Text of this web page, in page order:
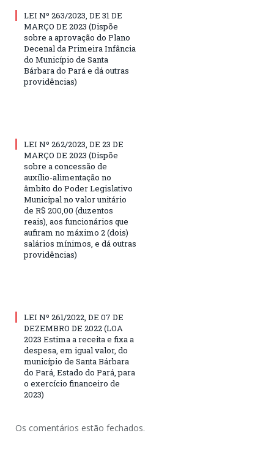
LEI Nº 263/2023, DE 31 DE
MARÇO DE 2023 (Dispõe
sobre a aprovação do Plano
Decenal da Primeira Infância
do Município de Santa
Bárbara do Pará e dá outras
providências)
LEI Nº 262/2023, DE 23 DE
MARÇO DE 2023 (Dispõe
sobre a concessão de
auxílio-alimentação no
âmbito do Poder Legislativo
Municipal no valor unitário
de R$ 200,00 (duzentos
reais), aos funcionários que
aufiram no máximo 2 (dois)
salários mínimos, e dá outras
providências)
LEI Nº 261/2022, DE 07 DE
DEZEMBRO DE 2022 (LOA
2023 Estima a receita e fixa a
despesa, em igual valor, do
município de Santa Bárbara
do Pará, Estado do Pará, para
o exercício financeiro de
2023)
Os comentários estão fechados.